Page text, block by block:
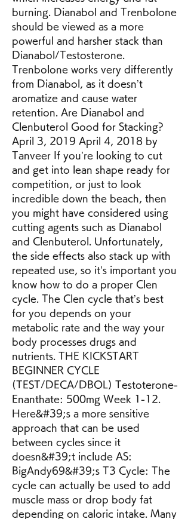
burning. Dianabol and Trenbolone
should be viewed as a more
powerful and harsher stack than
Dianabol/Testosterone.
Trenbolone works very differently
from Dianabol, as it doesn’t
aromatize and cause water
retention. Are Dianabol and
Clenbuterol Good for Stacking?
April 3, 2019 April 4, 2018 by
Tanveer If you’re looking to cut
and get into lean shape ready for
competition, or just to look
incredible down the beach, then
you might have considered using
cutting agents such as Dianabol
and Clenbuterol. Unfortunately,
the side effects also stack up with
repeated use, so it’s important you
know how to do a proper Clen
cycle. The Clen cycle that’s best
for you depends on your
metabolic rate and the way your
body processes drugs and
nutrients. THE KICKSTART
BEGINNER CYCLE
(TEST/DECA/DBOL) Testoterone-
Enanthate: 500mg Week 1-12.
Here&#39;s a more sensitive
approach that can be used
between cycles since it
doesn&#39;t include AS:
BigAndy69&#39;s T3 Cycle: The
cycle can actually be used to add
muscle mass or drop body fat
depending on caloric intake. Many